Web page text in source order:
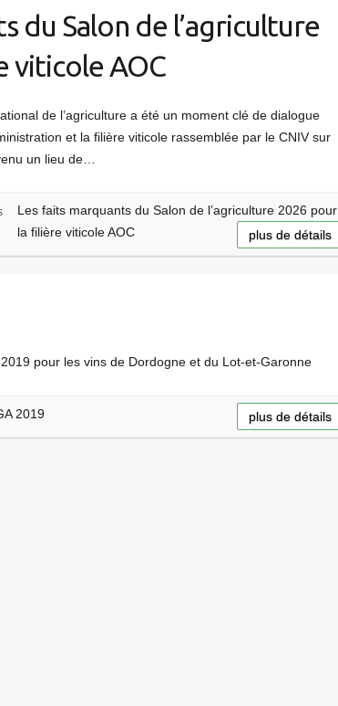
du Salon de l’agriculture
viticole AOC
de l’agriculture a été un moment clé de dialogue
et la filière viticole rassemblée par le CNIV sur
un lieu de…
Les faits marquants du Salon de l’agriculture 2026 pour
la filière viticole AOC
plus de détails
pour les vins de Dordogne et du Lot-et-Garonne
2019 plus de détails